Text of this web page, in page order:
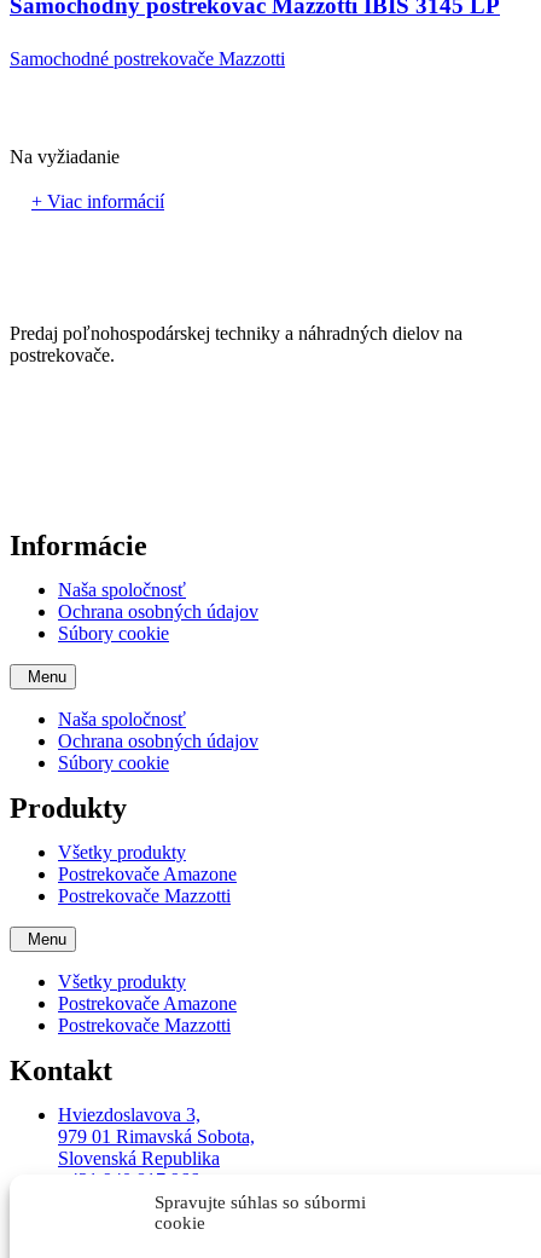
Spravujte súhlas so súbormi
cookie
Samochodný postrekovač Mazzotti IBIS 3145 LP
Samochodné postrekovače Mazzotti
Na vyžiadanie
+ Viac informácií
Predaj poľnohospodárskej techniky a náhradných dielov na
postrekovače.
Informácie
Naša spoločnosť
Ochrana osobných údajov
Súbory cookie
Menu
Naša spoločnosť
Ochrana osobných údajov
Súbory cookie
Produkty
Všetky produkty
Postrekovače Amazone
Postrekovače Mazzotti
Menu
Všetky produkty
Postrekovače Amazone
Postrekovače Mazzotti
Kontakt
Hviezdoslavova 3,
979 01 Rimavská Sobota,
Slovenská Republika
+421 940 817 966
+421 940 926 478
info@gemertech.sk